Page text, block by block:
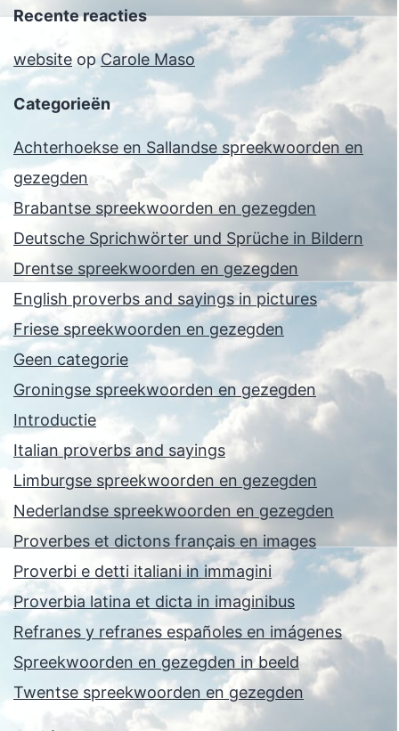
Recente reacties
website opCarole Maso
Categorieën
Achterhoekse en Sallandse spreekwoorden en
gezegden
Brabantse spreekwoorden en gezegden
Deutsche Sprichwörter und Sprüche in Bildern
Drentse spreekwoorden en gezegden
English proverbs and sayings in pictures
Friese spreekwoorden en gezegden
Geen categorie
Groningse spreekwoorden en gezegden
Introductie
Italian proverbs and sayings
Limburgse spreekwoorden en gezegden
Nederlandse spreekwoorden en gezegden
Proverbes et dictons français en images
Proverbi e detti italiani in immagini
Proverbia latina et dicta in imaginibus
Refranes y refranes españoles en imágenes
Spreekwoorden en gezegden in beeld
Twentse spreekwoorden en gezegden